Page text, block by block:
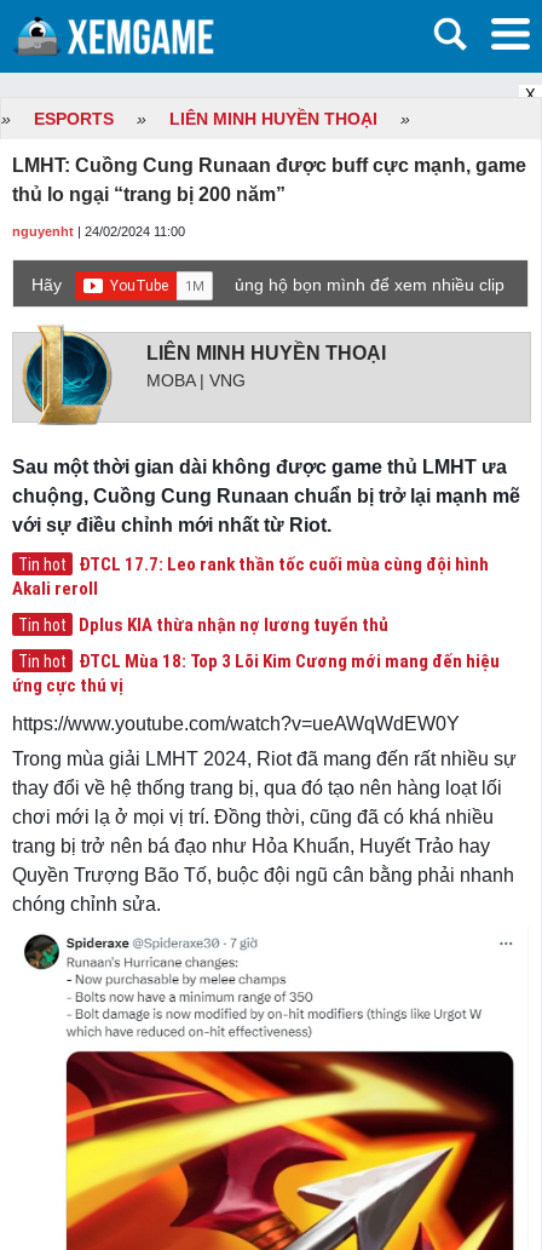
X
» ESPORTS » LIÊN MINH HUYỀN THOẠI »
LMHT: Cuồng Cung Runaan được buff cực mạnh, game
thủ lo ngại “trang bị 200 năm”
nguyenht | 24/02/2024 11:00
Hãy
ủng hộ bọn mình để xem nhiều clip
LIÊN MINH HUYỀN THOẠI
MOBA | VNG
Sau một thời gian dài không được game thủ LMHT ưa
chuộng, Cuồng Cung Runaan chuẩn bị trở lại mạnh mẽ
với sự điều chỉnh mới nhất từ Riot.
Tin hot
ĐTCL 17.7: Leo rank thần tốc cuối mùa cùng đội hình
Akali reroll
Tin hot Dplus KIA thừa nhận nợ lương tuyển thủ
Tin hot
ĐTCL Mùa 18: Top 3 Lõi Kim Cương mới mang đến hiệu
ứng cực thú vị
https://www.youtube.com/watch?v=ueAWqWdEW0Y
Trong mùa giải LMHT 2024, Riot đã mang đến rất nhiều sự
thay đổi về hệ thống trang bị, qua đó tạo nên hàng loạt lối
chơi mới lạ ở mọi vị trí. Đồng thời, cũng đã có khá nhiều
trang bị trở nên bá đạo như Hỏa Khuẩn, Huyết Trảo hay
Quyền Trượng Bão Tố, buộc đội ngũ cân bằng phải nhanh
chóng chỉnh sửa.